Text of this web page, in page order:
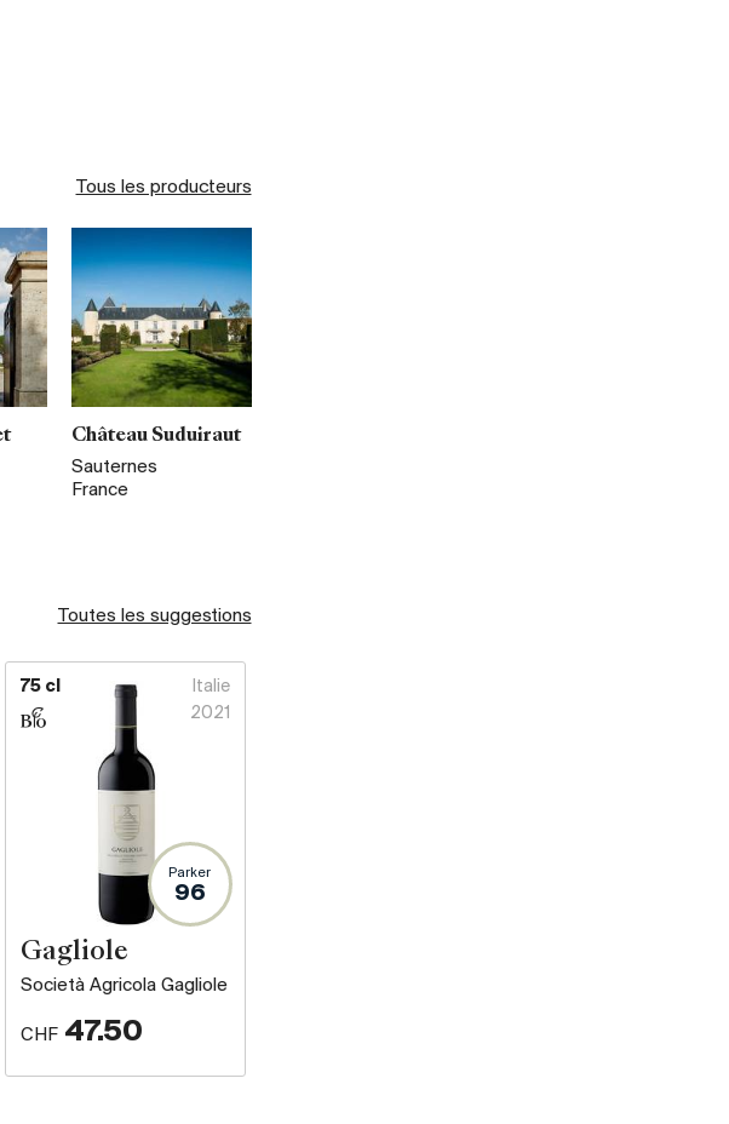
Tous les producteurs
Château Suduiraut
Sauternes
France
Toutes les suggestions
75 cl
Italie
2021
Parker
96
Gagliole
Società Agricola Gagliole
CHF 47.50